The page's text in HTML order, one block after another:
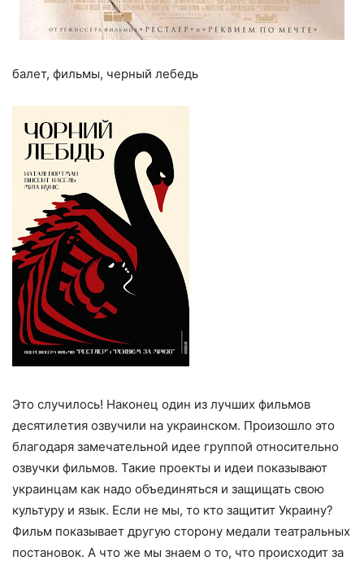
балет, фильмы, черный лебедь
Это случилось! Наконец один из лучших фильмов
десятилетия озвучили на украинском. Произошло это
благодаря замечательной идее группой относительно
озвучки фильмов. Такие проекты и идеи показывают
украинцам как надо объединяться и защищать свою
культуру и язык. Если не мы, то кто защитит Украину?
Фильм показывает другую сторону медали театральных
постановок. А что же мы знаем о то, что происходит за